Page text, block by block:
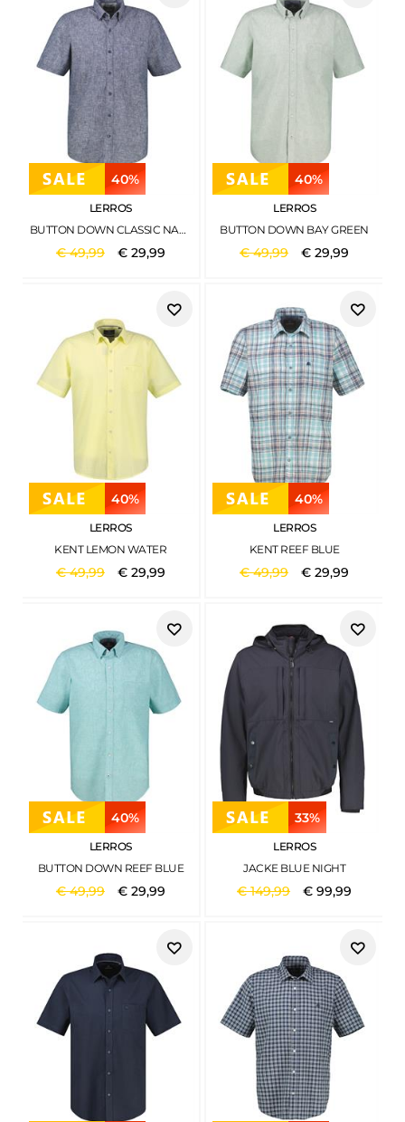
40%
LERROS
BUTTON DOWN CLASSIC NAVY
€49,99 € 29,99
40%
LERROS
BUTTON DOWN BAY GREEN
€49,99 €29,99
40%
LERROS
KENT LEMON WATER
€49,99 € 29,99
40%
LERROS
KENT REEF BLUE
€49,99 €29,99
40%
LERROS
BUTTON DOWN REEF BLUE
€49,99 € 29,99
33%
LERROS
JACKE BLUE NIGHT
€149,99 €99,99